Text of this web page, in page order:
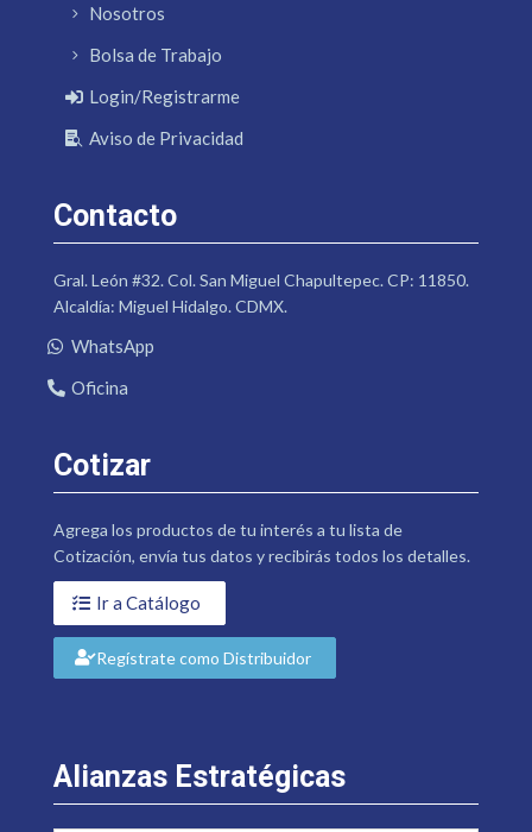
Nosotros
Bolsa de Trabajo
Login/Registrarme
Aviso de Privacidad
Contacto
Gral. León #32. Col. San Miguel Chapultepec. CP: 11850.
Alcaldía: Miguel Hidalgo. CDMX.
WhatsApp
Oficina
Cotizar
Agrega los productos de tu interés a tu lista de
Cotización, envía tus datos y recibirás todos los detalles.
Ir a Catálogo
Regístrate como Distribuidor
Alianzas Estratégicas